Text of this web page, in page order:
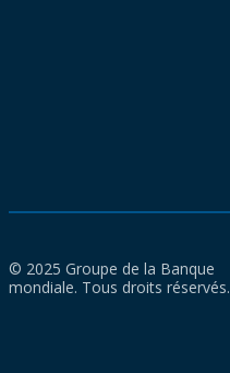
© 2025 Groupe de la Banque
mondiale. Tous droits réservés.